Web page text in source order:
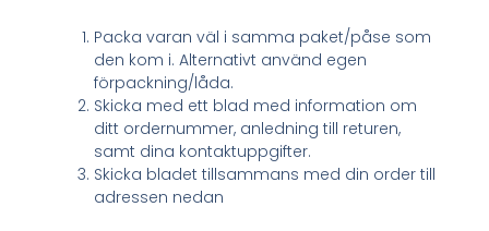
Packa varan väl i samma paket/påse som
den kom i. Alternativt använd egen
förpackning/låda.
Skicka med ett blad med information om
ditt ordernummer, anledning till returen,
samt dina kontaktuppgifter.
Skicka bladet tillsammans med din order till
adressen nedan